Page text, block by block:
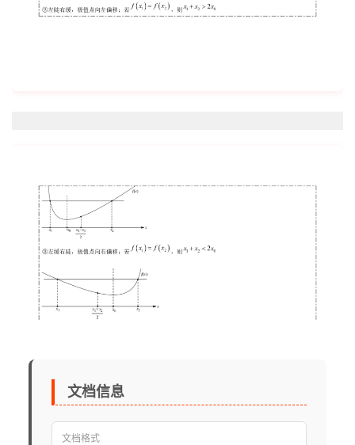
文档信息
文档格式